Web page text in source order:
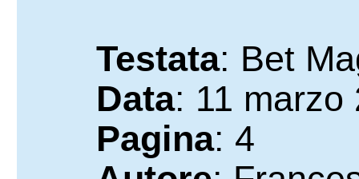
Testata: Bet
Data: 11 marzo
Pagina: 4